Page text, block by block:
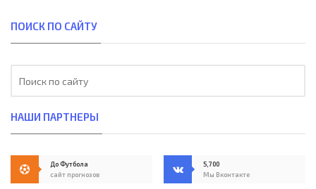
ПОИСК ПО САЙТУ
НАШИ ПАРТНЕРЫ
До Футбола
сайт прогнозов
5,700
Мы Вконтакте